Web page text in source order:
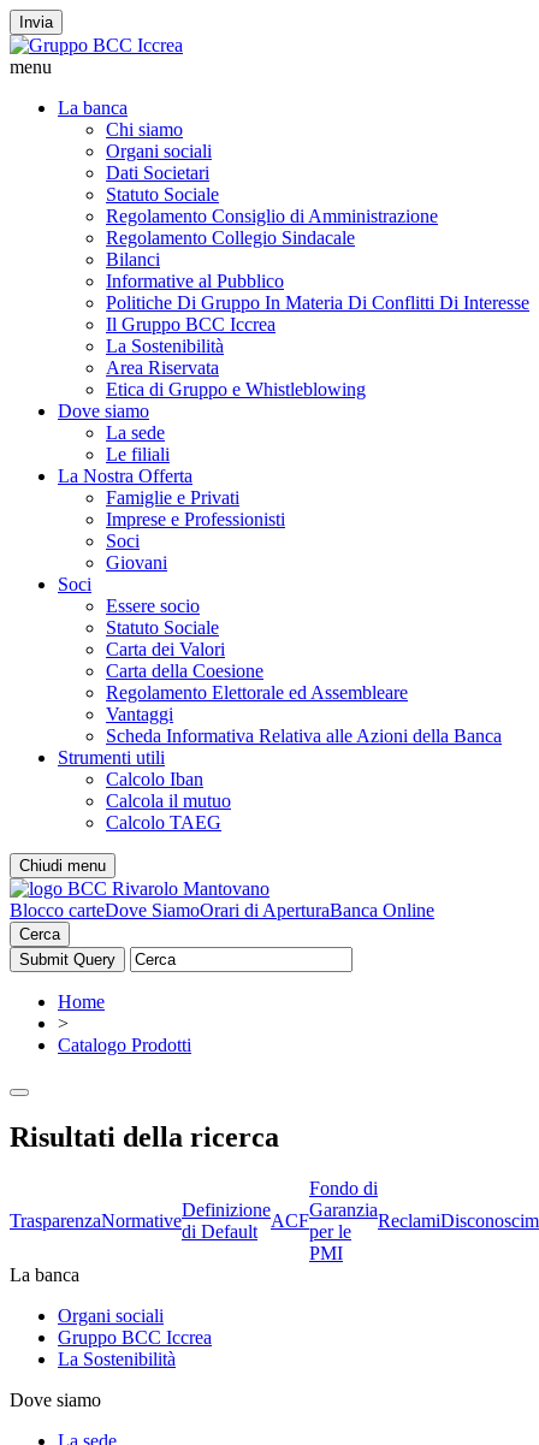
Invia
menu
La banca
Chi siamo
Organi sociali
Dati Societari
Statuto Sociale
Regolamento Consiglio di Amministrazione
Regolamento Collegio Sindacale
Bilanci
Informative al Pubblico
Politiche Di Gruppo In Materia Di Conflitti Di Interesse
Il Gruppo BCC Iccrea
La Sostenibilità
Area Riservata
Etica di Gruppo e Whistleblowing
Dove siamo
La sede
Le filiali
La Nostra Offerta
Famiglie e Privati
Imprese e Professionisti
Soci
Giovani
Soci
Essere socio
Statuto Sociale
Carta dei Valori
Carta della Coesione
Regolamento Elettorale ed Assembleare
Vantaggi
Scheda Informativa Relativa alle Azioni della Banca
Strumenti utili
Calcolo Iban
Calcola il mutuo
Calcolo TAEG
Chiudi menu
Blocco carteDove SiamoOrari di AperturaBanca Online
Cerca
Home
>
Catalogo Prodotti
Risultati della ricerca
TrasparenzaNormative
Definizione
di Default
ACF
Fondo di
Garanzia
per le
PMI
Reclami
La banca
Organi sociali
Gruppo BCC Iccrea
La Sostenibilità
Dove siamo
La sede